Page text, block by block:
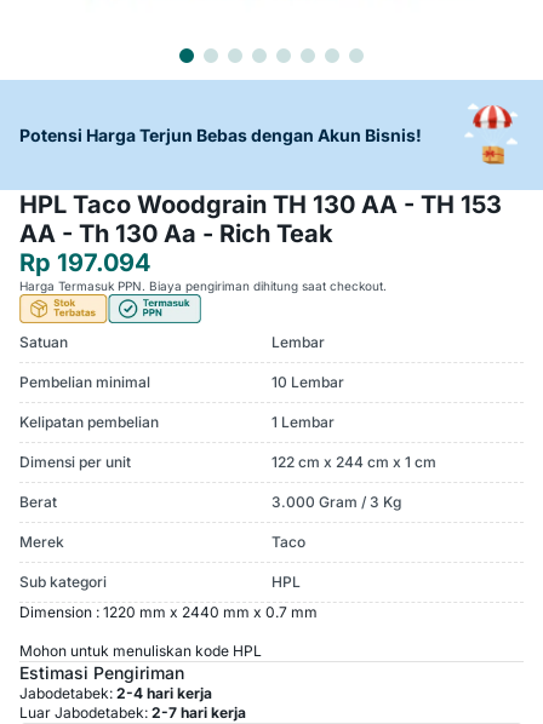
Potensi Harga Terjun Bebas dengan Akun Bisnis!
HPL Taco Woodgrain TH 130 AA - TH 153
AA - Th 130 Aa - Rich Teak
Rp 197.094
Harga Termasuk PPN. Biaya pengiriman dihitung saat checkout.
Satuan Lembar
Pembelian minimal 10 Lembar
Kelipatan pembelian 1 Lembar
Dimensi per unit 122 cm x 244 cm x 1 cm
Berat 3.000 Gram / 3 Kg
Merek Taco
Sub kategori
HPL
Dimension : 1220 mm x 2440 mm x 0.7 mm
Mohon untuk menuliskan kode HPL
Estimasi Pengiriman
Jabodetabek: 2-4 hari kerja
Luar Jabodetabek: 2-7 hari kerja